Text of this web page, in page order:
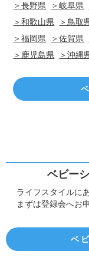
＞長野県
＞岐阜県
＞和歌山県
＞鳥取
＞福岡県
＞佐賀県
＞鹿児島県
＞沖縄
ベビー
ライフスタイルに
まずは登録会へお
ベ